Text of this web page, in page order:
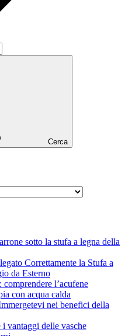
Cerca
sotto la stufa a legna della
Correttamente la Stufa a
da Esterno
l’acufene
con acqua calda
nei benefici della
vantaggi delle vasche